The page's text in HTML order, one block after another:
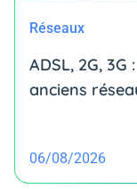
Réseaux
ADSL, 2G,
anciens
06/08/2026